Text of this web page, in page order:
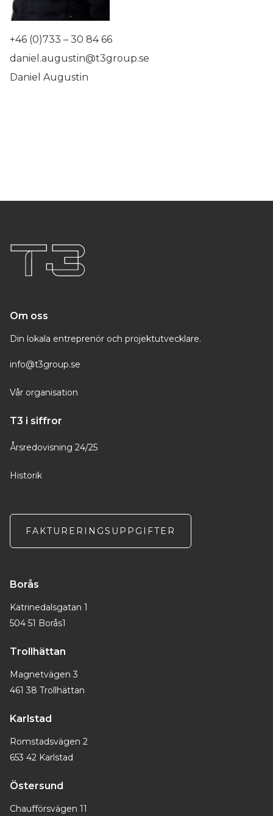
+46 (0)733 – 30 84 66
daniel.augustin@t3group.se
Daniel Augustin
Om oss
Din lokala entreprenör och projektutvecklare.
info@t3group.se
Vår organisation
T3 i siffror
Årsredovisning 24/25
Historik
FAKTURERINGSUPPGIFTER
Borås
Katrinedalsgatan 1
504 51 Borås1
Trollhättan
Magnetvägen 3
461 38 Trollhättan
Karlstad
Romstadsvägen 2
653 42 Karlstad
Östersund
Chaufförsvägen 11